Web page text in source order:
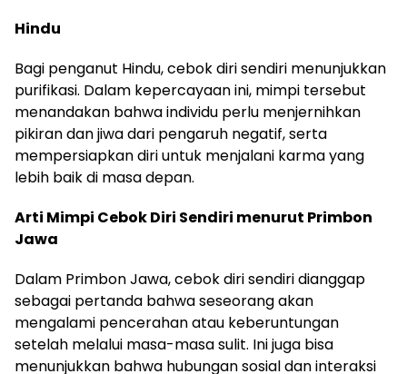
Hindu
Bagi penganut Hindu, cebok diri sendiri menunjukkan
purifikasi. Dalam kepercayaan ini, mimpi tersebut
menandakan bahwa individu perlu menjernihkan
pikiran dan jiwa dari pengaruh negatif, serta
mempersiapkan diri untuk menjalani karma yang
lebih baik di masa depan.
Arti Mimpi Cebok Diri Sendiri menurut Primbon
Jawa
Dalam Primbon Jawa, cebok diri sendiri dianggap
sebagai pertanda bahwa seseorang akan
mengalami pencerahan atau keberuntungan
setelah melalui masa-masa sulit. Ini juga bisa
menunjukkan bahwa hubungan sosial dan interaksi